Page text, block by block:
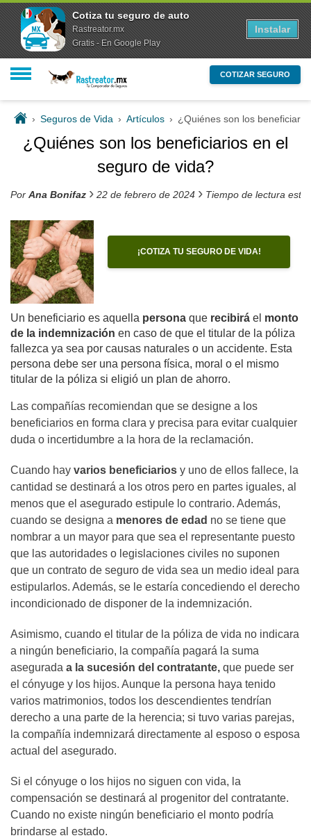
COTIZAR SEGURO
› Seguros de Vida › Artículos › ¿Quiénes son los
¿Quiénes son los beneficiarios en el
seguro de vida?
Por Ana Bonifaz › 22 de febrero de 2024 › Tiempo de lectura
¡COTIZA TU SEGURO DE VIDA!
Un beneficiario es aquella persona que recibirá el monto
de la indemnización en caso de que el titular de la póliza
fallezca ya sea por causas naturales o un accidente. Esta
persona debe ser una persona física, moral o el mismo
titular de la póliza si eligió un plan de ahorro.
Las compañías recomiendan que se designe a los
beneficiarios en forma clara y precisa para evitar cualquier
duda o incertidumbre a la hora de la reclamación.
Cuando hay varios beneficiarios y uno de ellos fallece, la
cantidad se destinará a los otros pero en partes iguales, al
menos que el asegurado estipule lo contrario. Además,
cuando se designa a menores de edad no se tiene que
nombrar a un mayor para que sea el representante puesto
que las autoridades o legislaciones civiles no suponen
que un contrato de seguro de vida sea un medio ideal para
estipularlos. Además, se le estaría concediendo el derecho
incondicionado de disponer de la indemnización.
Asimismo, cuando el titular de la póliza de vida no indicara
a ningún beneficiario, la compañía pagará la suma
asegurada a la sucesión del contratante, que puede ser
el cónyuge y los hijos. Aunque la persona haya tenido
varios matrimonios, todos los descendientes tendrían
derecho a una parte de la herencia; si tuvo varias parejas,
la compañía indemnizará directamente al esposo o esposa
actual del asegurado.
Si el cónyuge o los hijos no siguen con vida, la
compensación se destinará al progenitor del contratante.
Cuando no existe ningún beneficiario el monto podría
brindarse al estado.
Cotiza tu seguro de auto
Rastreator.mx
Gratis - En Google Play
Instalar